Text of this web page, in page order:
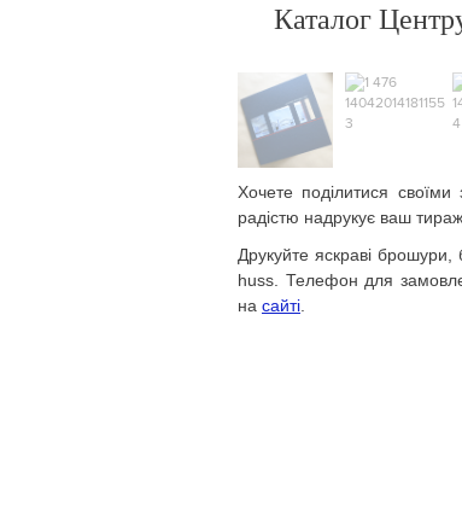
Каталог
Хочете поділитися
радістю надрукує ваш
Друкуйте яскраві брошури,
huss. Телефон для
на сайті